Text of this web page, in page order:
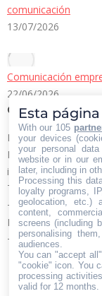
comunicación
13/07/2026
Comunicación
22/06/2026
Contacto Iberian
Principales vías de
E-mail:
info@iberianpress.es
Teléfono:
+34 911863556
Fax:
+34 911863556
Encuéntranos en:
Facebook
page
X
page
YouTube
page
Rss
page
Esta
With our 105
your devices
your personal
website or in our
later, including in
Processing this
loyalty programs,
geolocation, etc.)
content,
screens (including
personalising
audiences.
You can "accept
"cookie" icon . You
processing
valid for 12 months.